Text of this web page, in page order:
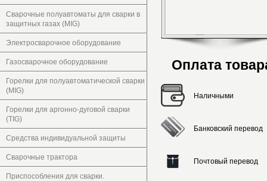
Сварочные полуавтоматы для сварки в
защитных газах (MIG)
Электросварочное оборудование
Газосварочное оборудование
Горелки для полуавтоматической сварки
(MIG)
Горелки для аргонно-дуговой сварки
(TIG)
Средства индивидуальной защиты
Сварочные трактора
Приспособления для сварки.
Оплата
Наличными
Банковский перевод
Почтовый перевод